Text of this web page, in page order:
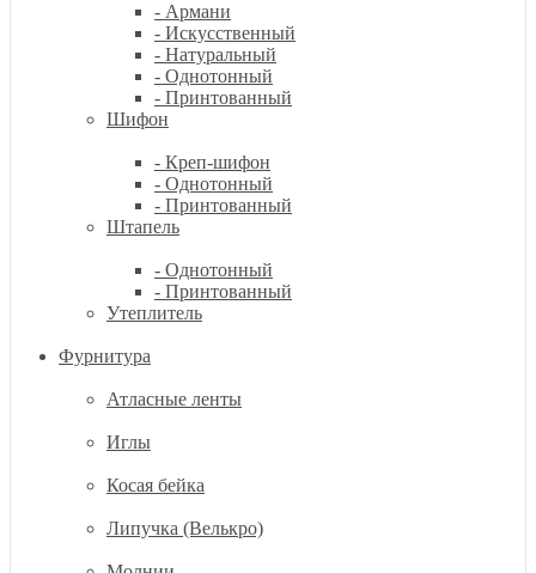
- Армани
- Искусственный
- Натуральный
- Однотонный
- Принтованный
Шифон
- Креп-шифон
- Однотонный
- Принтованный
Штапель
- Однотонный
- Принтованный
Утеплитель
Фурнитура
Атласные ленты
Иглы
Косая бейка
Липучка (Велькро)